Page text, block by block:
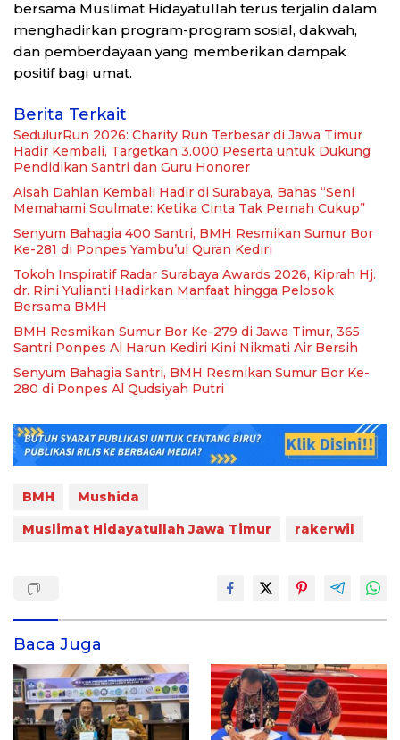
bersama Muslimat Hidayatullah terus terjalin dalam
menghadirkan program-program sosial, dakwah,
dan pemberdayaan yang memberikan dampak
positif bagi umat.
Berita Terkait
SedulurRun 2026: Charity Run Terbesar di Jawa Timur
Hadir Kembali, Targetkan 3.000 Peserta untuk Dukung
Pendidikan Santri dan Guru Honorer
Aisah Dahlan Kembali Hadir di Surabaya, Bahas “Seni
Memahami Soulmate: Ketika Cinta Tak Pernah Cukup”
Senyum Bahagia 400 Santri, BMH Resmikan Sumur Bor
Ke-281 di Ponpes Yambu’ul Quran Kediri
Tokoh Inspiratif Radar Surabaya Awards 2026, Kiprah Hj.
dr. Rini Yulianti Hadirkan Manfaat hingga Pelosok
Bersama BMH
BMH Resmikan Sumur Bor Ke-279 di Jawa Timur, 365
Santri Ponpes Al Harun Kediri Kini Nikmati Air Bersih
Senyum Bahagia Santri, BMH Resmikan Sumur Bor Ke-
280 di Ponpes Al Qudsiyah Putri
BMH
Mushida
Muslimat Hidayatullah Jawa Timur
rakerwil
Baca Juga